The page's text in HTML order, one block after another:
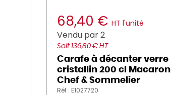
68,40 € HT l'unité
Vendu par 2
Soit 136,80 € HT
Carafe à décanter verre
cristallin 200 cl Macaron
Chef & Sommelier
Réf : E1027720